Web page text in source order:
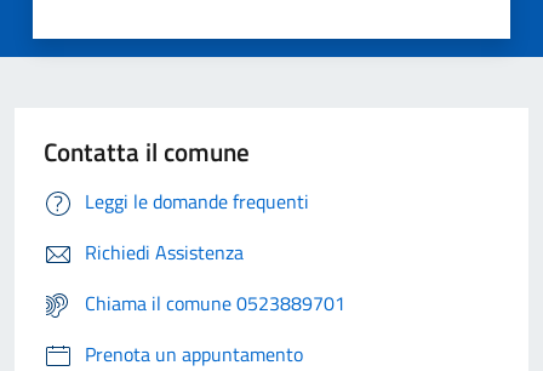
Contatta il comune
Leggi le domande frequenti
Richiedi Assistenza
Chiama il comune 0523889701
Prenota un appuntamento